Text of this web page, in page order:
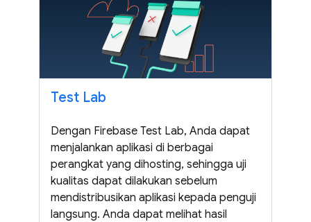
Test Lab
Dengan Firebase Test Lab, Anda dapat
menjalankan aplikasi di berbagai
perangkat yang dihosting, sehingga uji
kualitas dapat dilakukan sebelum
mendistribusikan aplikasi kepada penguji
langsung. Anda dapat melihat hasil